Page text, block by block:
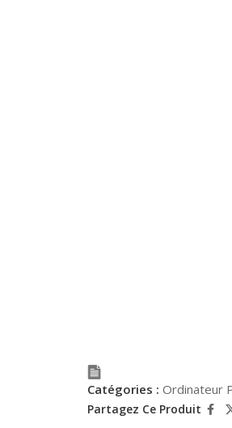
Catégories : Ordinateur
Partagez Ce Produit